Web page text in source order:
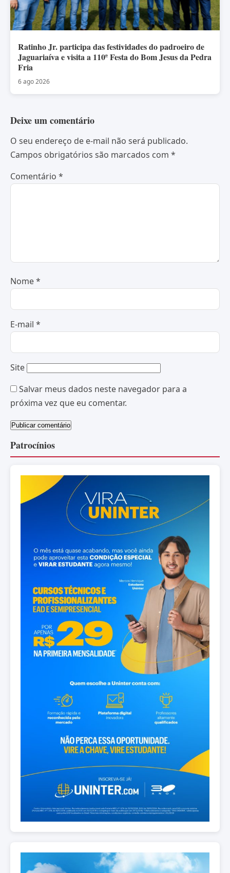
Ratinho Jr. participa das festividades do padroeiro de
Jaguariaíva e visita a 110ª Festa do Bom Jesus da Pedra
Fria
6 ago 2026
Deixe um comentário
O seu endereço de e-mail não será publicado.
Campos obrigatórios são marcados com *
Comentário *
Nome*
E-mail *
Site
Salvar meus dados neste navegador para a
próxima vez que eu comentar.
Patrocínios